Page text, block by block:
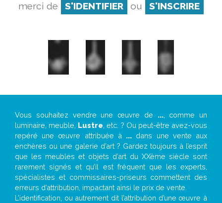
merci de
S'IDENTIFIER ou S'INSCRIRE
Vous souhaitez vendre une œuvre de ..., comme un
luminaire, meuble, Lustre , etc. ? Ou peut-être avez-vous
repéré une œuvre attribuée à ... dans une vente aux
enchères ou une galerie d’art ? Gardez toujours à l’esprit
que les meubles et objets d’art du XXème siècle sont
rarement signés et qu’il est fréquent que les experts,
spécialistes et commissaires-priseurs commettent des
erreurs d’attribution, impactant ainsi le prix de vente.
L’identification, ou autrement dit l’attribution d’une œuvre à